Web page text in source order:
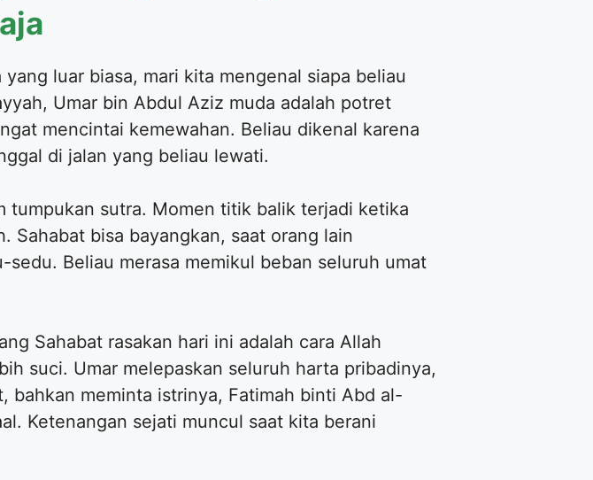
luar biasa, mari kita mengenal siapa beliau
Umar bin Abdul Aziz muda adalah potret
mencintai kemewahan. Beliau dikenal karena
di jalan yang beliau lewati.
tumpukan sutra. Momen titik balik terjadi ketika
Sahabat bisa bayangkan, saat orang lain
Beliau merasa memikul beban seluruh umat
Sahabat rasakan hari ini adalah cara Allah
suci. Umar melepaskan seluruh harta pribadinya,
bahkan meminta istrinya, Fatimah binti Abd al-
Ketenangan sejati muncul saat kita berani